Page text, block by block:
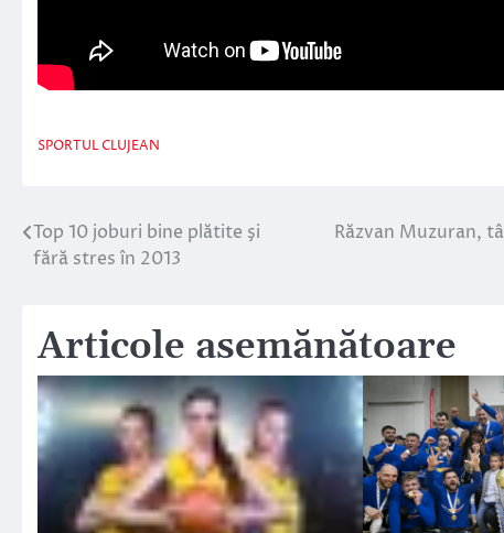
SPORTUL CLUJEAN
Navigare
Top 10 joburi bine plătite şi
fără stres în 2013
Răzvan Muzuran,
Articole asemănătoare